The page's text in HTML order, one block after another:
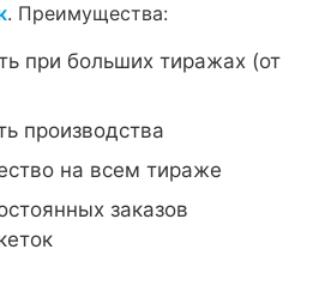
. Преимущества:
при больших тиражах (от
производства
на всем тираже
заказов